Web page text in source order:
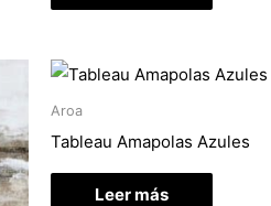
Aroa
Tableau Amapolas Azules
Leer más